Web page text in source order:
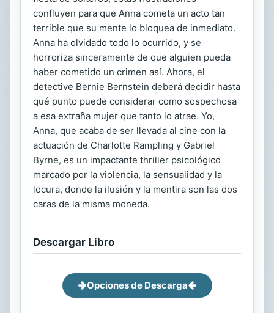
confluyen para que Anna cometa un acto tan
terrible que su mente lo bloquea de inmediato.
Anna ha olvidado todo lo ocurrido, y se
horroriza sinceramente de que alguien pueda
haber cometido un crimen así. Ahora, el
detective Bernie Bernstein deberá decidir hasta
qué punto puede considerar como sospechosa
a esa extraña mujer que tanto lo atrae. Yo,
Anna, que acaba de ser llevada al cine con la
actuación de Charlotte Rampling y Gabriel
Byrne, es un impactante thriller psicológico
marcado por la violencia, la sensualidad y la
locura, donde la ilusión y la mentira son las dos
caras de la misma moneda.
Descargar Libro
Opciones de Descarga